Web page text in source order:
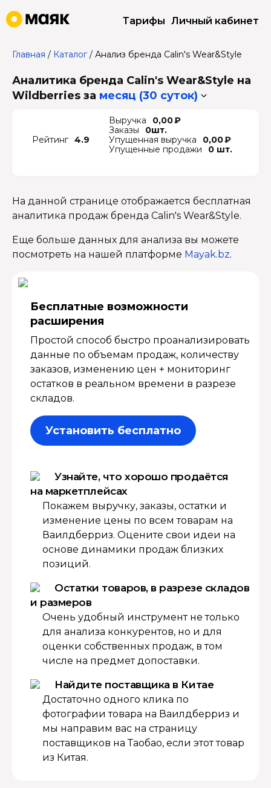
Тарифы Личный кабинет
Главная / Каталог/ Анализ бренда Calin's Wear&Style
Аналитика бренда Calin's Wear&Style на
Wildberries за месяц (30 суток)
Рейтинг 4.9
Выручка
0,00 ₽
Заказы
0шт.
Упущенная выручка
0,00 ₽
Упущенные продажи
0 шт.
На данной странице отображается бесплатная
аналитика продаж бренда Calin's Wear&Style.
Еще больше данных для анализа вы можете
посмотреть на нашей платформе Mayak.bz.
Бесплатные возмож­ности
расширения
Простой способ быстро проанализировать
данные по объемам продаж, количеству
заказов, изменению цен + мониторинг
остатков в реальном времени в разрезе
складов.
Установить бесплатно
Узнайте, что хорошо продаётся
на маркетплейсах
Покажем выручку, заказы, остатки и
изменение цены по всем товарам на
Ваилдберриз. Оцените свои идеи на
основе динамики продаж близких
позиций.
Остатки товаров, в разрезе складов
и размеров
Очень удобный инструмент не только
для анализа конкурентов, но и для
оценки собственных продаж, в том
числе на предмет допоставки.
Найдите поставщика в Китае
Достаточно одного клика по
фотографии товара на Ваилдберриз и
мы направим вас на страницу
поставщиков на Таобао, если этот товар
из Китая.